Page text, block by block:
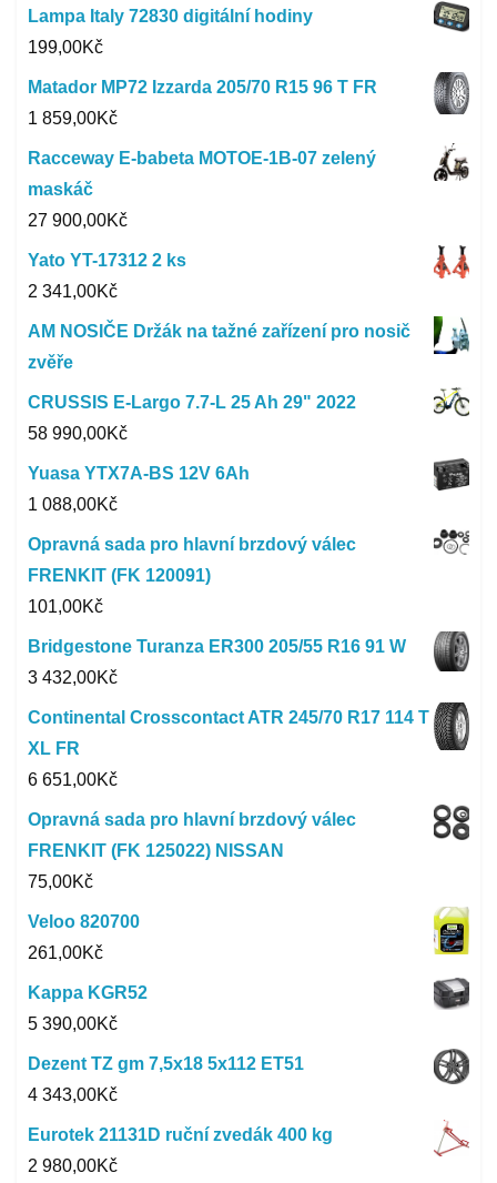
Lampa Italy 72830 digitální hodiny
199,00Kč
Matador MP72 Izzarda 205/70 R15 96 T FR
1 859,00Kč
Racceway E-babeta MOTOE-1B-07 zelený
maskáč
27 900,00Kč
Yato YT-17312 2 ks
2 341,00Kč
AM NOSIČE Držák na tažné zařízení pro nosič
zvěře
CRUSSIS E-Largo 7.7-L 25 Ah 29" 2022
58 990,00Kč
Yuasa YTX7A-BS 12V 6Ah
1 088,00Kč
Opravná sada pro hlavní brzdový válec
FRENKIT (FK 120091)
101,00Kč
Bridgestone Turanza ER300 205/55 R16 91 W
3 432,00Kč
Continental Crosscontact ATR 245/70 R17 114 T
XL FR
6 651,00Kč
Opravná sada pro hlavní brzdový válec
FRENKIT (FK 125022) NISSAN
75,00Kč
Veloo 820700
261,00Kč
Kappa KGR52
5 390,00Kč
Dezent TZ gm 7,5x18 5x112 ET51
4 343,00Kč
Eurotek 21131D ruční zvedák 400 kg
2 980,00Kč